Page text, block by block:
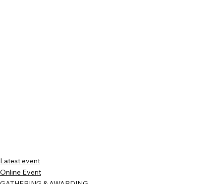
Latest event
Online Event